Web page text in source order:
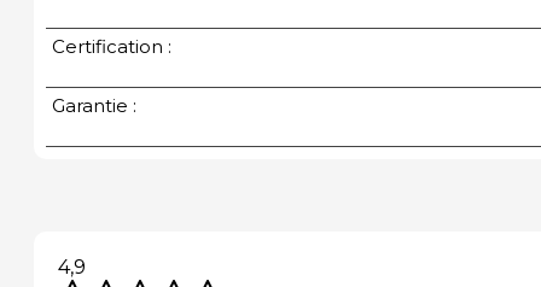
Certification :
Garantie :
4,9